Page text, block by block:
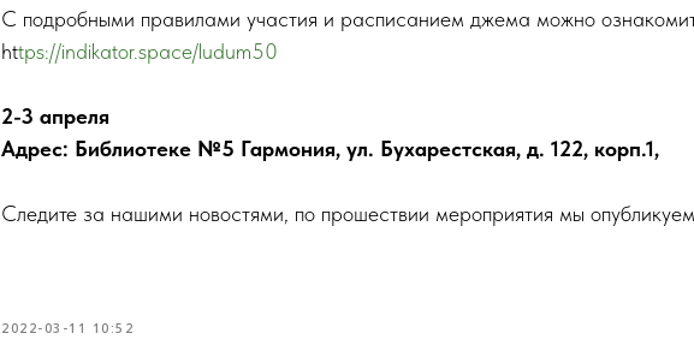
С подробными правилами участия и расписанием джема можно
https://indikator.space/ludum50
2-3 апреля
Адрес: Библиотеке №5 Гармония, ул. Бухарестская, д. 122, корп.1,
Следите за нашими новостями, по прошествии мероприятия мы опубликуем
2022-03-11 10:52